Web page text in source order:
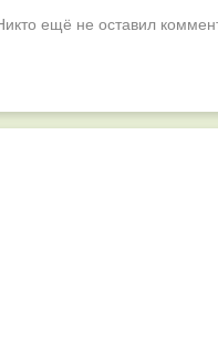
ещё не оставил